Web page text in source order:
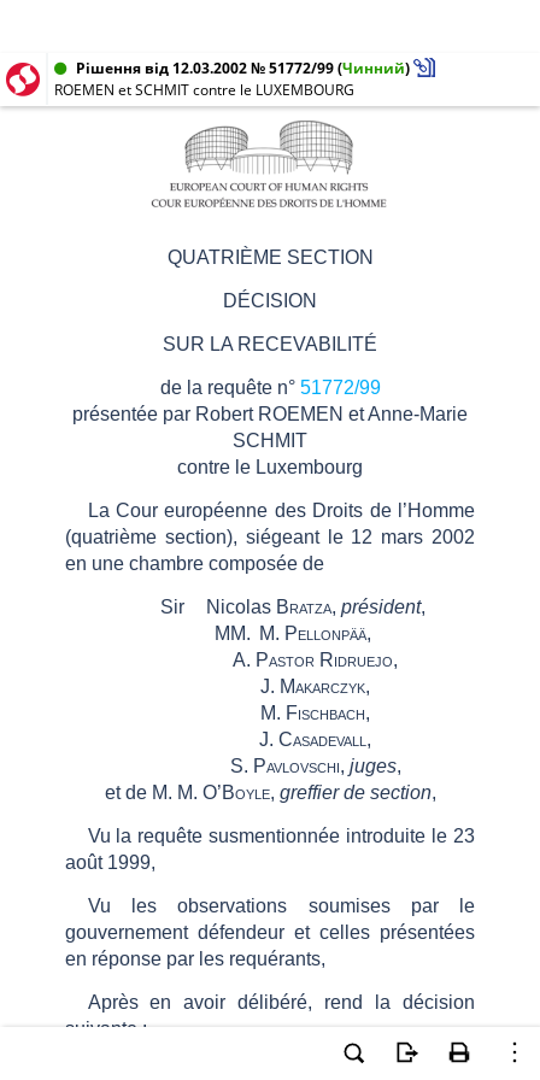
Рішення від 12.03.2002 № 51772/99(Чинний)
ROEMEN et SCHMIT contre le LUXEMBOURG
QUATRIÈME SECTION
DÉCISION
SUR LA RECEVABILITÉ
de la requête n° 51772/99
présentée par Robert ROEMEN et Anne-Marie
SCHMIT
contre le Luxembourg
La Cour européenne des Droits de l’Homme
(quatrième section), siégeant le 12 mars 2002
en une chambre composée de
Sir Nicolas Bratza, président,
MM. M. Pellonpää,
A. Pastor Ridruejo,
J. Makarczyk,
M. Fischbach,
J. Casadevall ,
S. Pavlovschi, juges,
et de M. M. O’Boyle, greffier de section,
Vu la requête susmentionnée introduite le 23
août 1999,
Vu les observations soumises par le
gouvernement défendeur et celles présentées
en réponse par les requérants,
Après en avoir délibéré, rend la décision
suivante :